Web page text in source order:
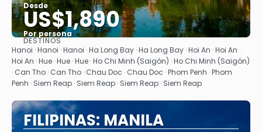
Desde
US$1,890
Por persona
Ver
DESTINOS
Hanoi · Hanoi · Hanoi · Ha Long Bay · Ha Long Bay · Hoi An · Hoi An ·
Hoi An · Hue · Hue · Hue · Ho Chi Minh (Saigón) · Ho Chi Minh (Saigón)
· Can Tho · Can Tho · Chau Doc · Chau Doc · Phom Penh · Phom
Penh · Siem Reap · Siem Reap · Siem Reap · Siem Reap
FILIPINAS: MANILA